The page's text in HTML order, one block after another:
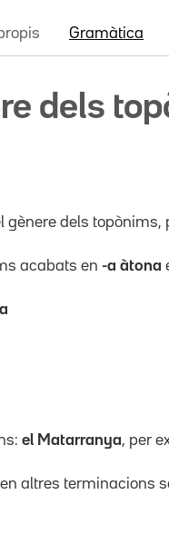
Gramàtica
dels
gènere dels
acabats en -a àtona
el Matarranya, per
altres terminacions